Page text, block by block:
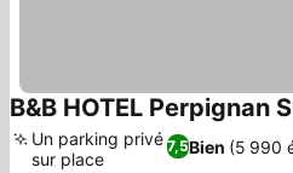
B&B HOTEL Perpignan
7,5Bien (5 990
Un parking privé
sur place